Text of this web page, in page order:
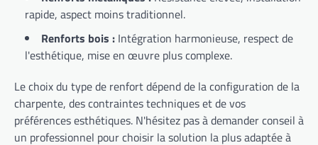
rapide, aspect moins traditionnel.
Renforts bois : Intégration harmonieuse, respect de
l'esthétique, mise en œuvre plus complexe.
Le choix du type de renfort dépend de la configuration de la
charpente, des contraintes techniques et de vos
préférences esthétiques. N'hésitez pas à demander conseil à
un professionnel pour choisir la solution la plus adaptée à